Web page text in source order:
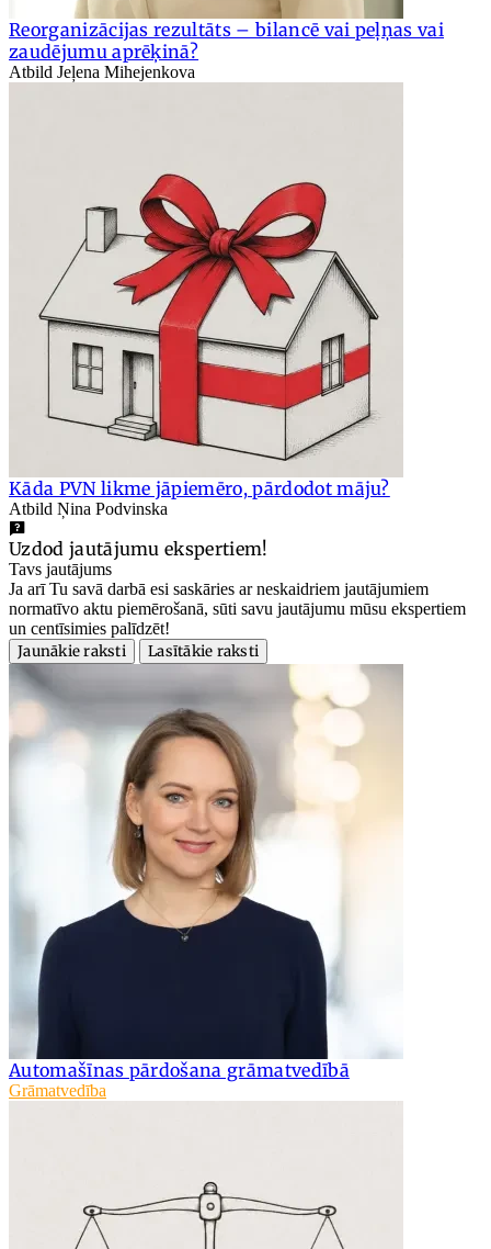
Reorganizācijas rezultāts – bilancē vai peļņas vai
zaudējumu aprēķinā?
Atbild Jeļena Mihejenkova
Kāda PVN likme jāpiemēro, pārdodot māju?
Atbild Ņina Podvinska
Uzdod jautājumu ekspertiem!
Tavs jautājums
Ja arī Tu savā darbā esi saskāries ar neskaidriem jautājumiem
normatīvo aktu piemērošanā, sūti savu jautājumu mūsu ekspertiem
un centīsimies palīdzēt!
Jaunākie raksti
Lasītākie raksti
Automašīnas pārdošana grāmatvedībā
Grāmatvedība